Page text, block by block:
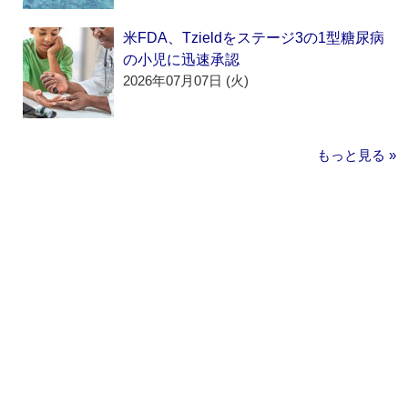
米FDA、Tzieldをステージ3の1型糖尿病
の小児に迅速承認
2026年07月07日 (火)
もっと見る »